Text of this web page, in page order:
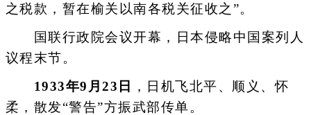
之税款，暂在榆关以南各税关征收之”。
国联行政院会议开幕，日本侵略中国案列人
议程末节。
1933年9月23日
，日机飞北平、顺义、怀
柔，散发“警告”方振武部传单。